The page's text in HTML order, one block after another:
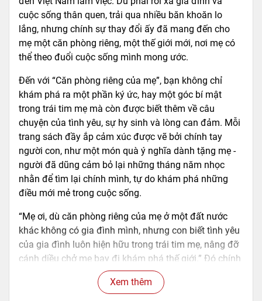
cuộc sống thân quen, trải qua nhiều băn khoăn lo
lắng, nhưng chính sự thay đổi ấy đã mang đến cho
mẹ một căn phòng riêng, một thế giới mới, nơi mẹ có
thể theo đuổi cuộc sống mình mong ước.
Đến với “Căn phòng riêng của mẹ”, bạn không chỉ
khám phá ra một phần ký ức, hay một góc bí mật
trong trái tim mẹ mà còn được biết thêm về câu
chuyện của tình yêu, sự hy sinh và lòng can đảm. Mỗi
trang sách đầy ắp cảm xúc được vẽ bởi chính tay
người con, như một món quà ý nghĩa dành tặng mẹ -
người đã dũng cảm bỏ lại những tháng năm nhọc
nhằn để tìm lại chính mình, tự do khám phá những
điều mới mẻ trong cuộc sống.
“Mẹ ơi, dù căn phòng riêng của mẹ ở một đất nước
khác không có gia đình mình, nhưng con biết tình yêu
của gia đình luôn hiện hữu trong trái tim mẹ, nâng đỡ
cánh diều chở mẹ bay đi khám phá thế giới.” Đó chính
là lời nhắn nhủ từ tận đáy lòng mà tác giả dành cho
mẹ, cũng là lời nhắn gửi của những người con trên thế
Xem thêm